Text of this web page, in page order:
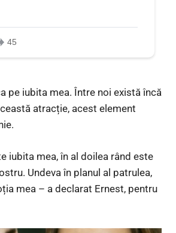
pe iubita mea. Între noi există încă
atracție, acest element
iubita mea, în al doilea rând este
Undeva în planul al patrulea,
mea – a declarat Ernest, pentru